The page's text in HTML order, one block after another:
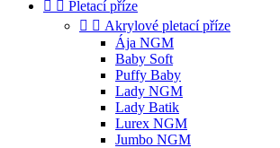
  Pletací příze
  Akrylové pletací příze
Ája NGM
Baby Soft
Puffy Baby
Lady NGM
Lady Batik
Lurex NGM
Jumbo NGM